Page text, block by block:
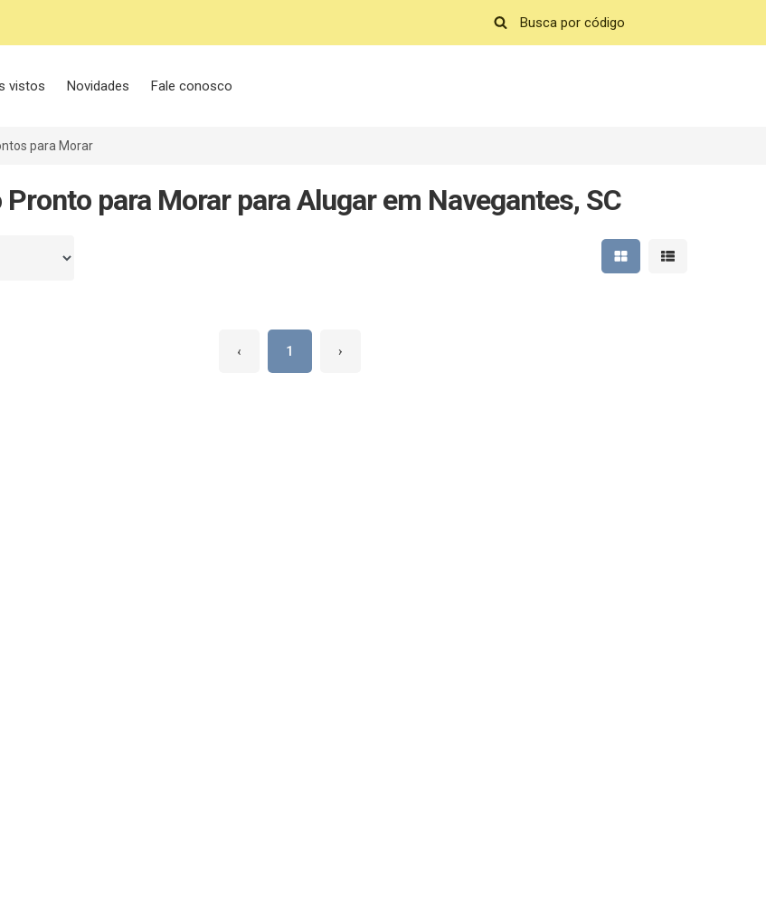
vistos Novidades Fale conosco
para Morar
para Morar para Alugar em Navegantes, SC
Mostrar resultados em
Mostrar
‹ 1 ›